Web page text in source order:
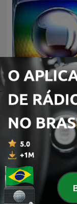
REDE